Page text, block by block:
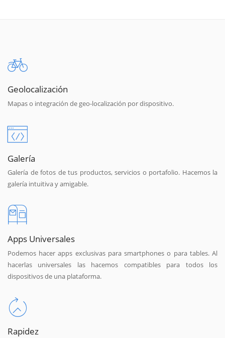
Geolocalización
Mapas o integración de geo-localización por dispositivo.
Galería
Galería de fotos de tus productos, servicios o portafolio. Hacemos la
galería intuitiva y amigable.
Apps Universales
Podemos hacer apps exclusivas para smartphones o para tables. Al
hacerlas universales las hacemos compatibles para todos los
dispositivos de una plataforma.
Rapidez